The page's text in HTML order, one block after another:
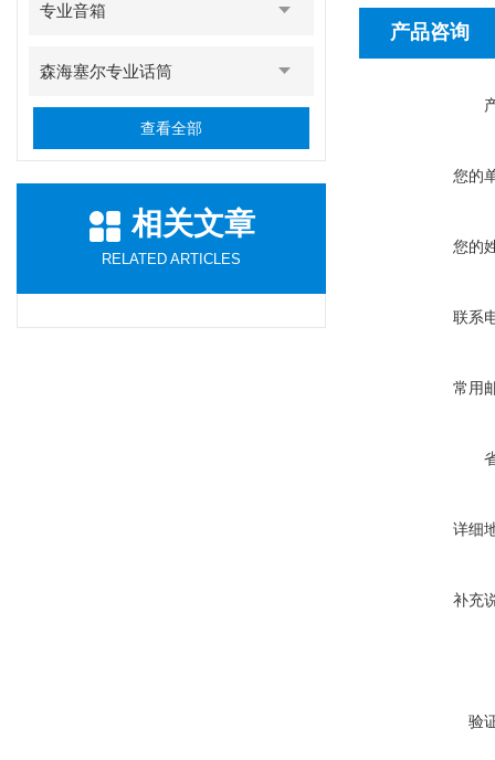
专业音箱
森海塞尔专业话筒
查看全部
相关文章
RELATED ARTICLES
产品咨询
您的
您的
联系
常用
详细
补充
验